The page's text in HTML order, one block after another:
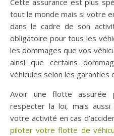
Cette assurance est plus
tout le monde mais si votre
dans le cadre de son
obligatoire pour tous les
les dommages que vos
ainsi que certains
véhicules selon les garanties
Avoir une flotte assurée
respecter la loi, mais
votre activité en cas
piloter votre flotte de